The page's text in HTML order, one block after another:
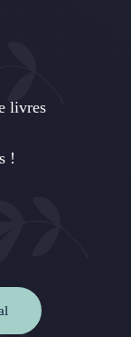
livres
!